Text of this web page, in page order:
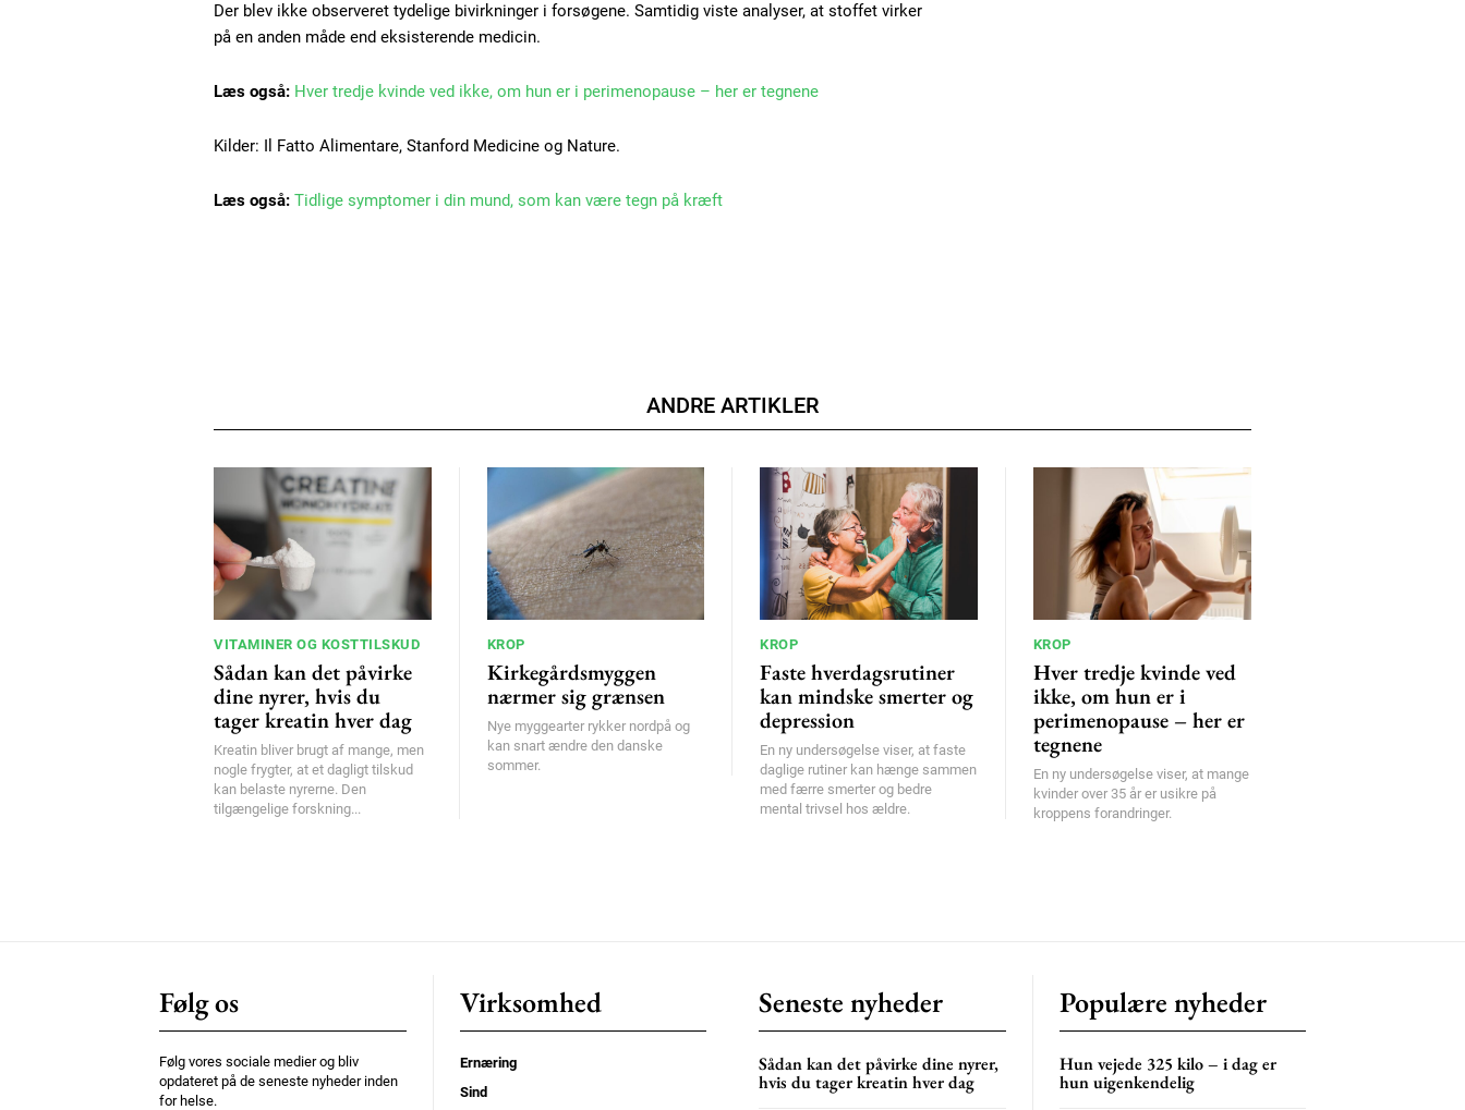
Der blev ikke observeret tydelige bivirkninger i forsøgene. Samtidig viste analyser, at stoffet virker
på en anden måde end eksisterende medicin.
Læs også: Hver tredje kvinde ved ikke, om hun er i perimenopause – her er tegnene
Kilder: Il Fatto Alimentare, Stanford Medicine og Nature.
Læs også: Tidlige symptomer i din mund, som kan være tegn på kræft
ANDRE ARTIKLER
VITAMINER OG KOSTTILSKUD
Sådan kan det påvirke
dine nyrer, hvis du
tager kreatin hver dag
Kreatin bliver brugt af mange, men
nogle frygter, at et dagligt tilskud
kan belaste nyrerne. Den
tilgængelige forskning...
KROP
Kirkegårdsmyggen
nærmer sig grænsen
Nye myggearter rykker nordpå og
kan snart ændre den danske
sommer.
KROP
Faste hverdagsrutiner
kan mindske smerter og
depression
En ny undersøgelse viser, at faste
daglige rutiner kan hænge sammen
med færre smerter og bedre
mental trivsel hos ældre.
KROP
Hver tredje kvinde ved
ikke, om hun er i
perimenopause – her er
tegnene
En ny undersøgelse viser, at mange
kvinder over 35 år er usikre på
kroppens forandringer.
Følg os
Følg vores sociale medier og bliv
opdateret på de seneste nyheder inden
for helse.
Virksomhed
Ernæring
Sind
Seneste nyheder
Sådan kan det påvirke dine nyrer,
hvis du tager kreatin hver dag
Populære nyheder
Hun vejede 325 kilo – i dag er
hun uigenkendelig